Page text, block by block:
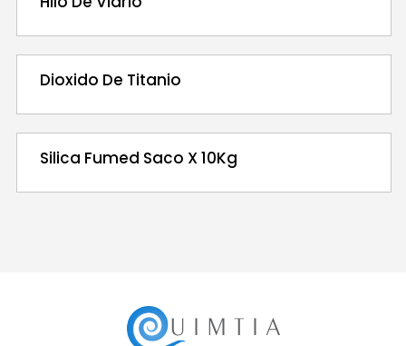
Dioxido De Titanio
Silica Fumed Saco X 10Kg